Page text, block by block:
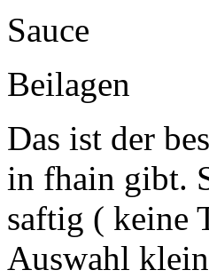
Sauce
Beilagen
Das ist der
in fhain gibt.
saftig ( keine
Auswahl